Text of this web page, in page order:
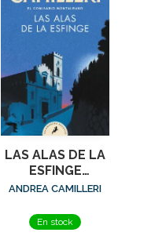
LAS ALAS DE LA
ESFINGE
(COMISARIO
ANDREA CAMILLERI
En stock